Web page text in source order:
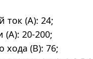
ток (А): 24;
(А): 20-200;
хода (В): 76;